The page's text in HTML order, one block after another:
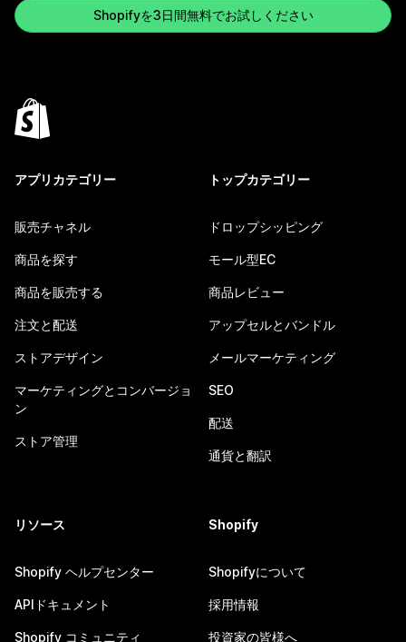
Shopifyを3日間無料でお試しください
アプリカテゴリー
販売チャネル
商品を探す
商品を販売する
注文と配送
ストアデザイン
マーケティングとコンバージョ
ン
ストア管理
トップカテゴリー
ドロップシッピング
モール型EC
商品レビュー
アップセルとバンドル
メールマーケティング
SEO
配送
通貨と翻訳
リソース
Shopify ヘルプセンター
APIドキュメント
Shopify コミュニティ
Shopify
Shopifyについて
採用情報
投資家の皆様へ